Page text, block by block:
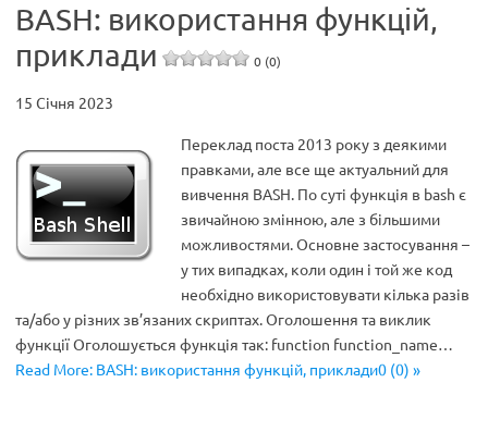
BASH: використання функцій,
приклади
0 (0)
15 Січня 2023
Переклад поста 2013 року з деякими
правками, але все ще актуальний для
вивчення BASH. По суті функція в bash є
звичайною змінною, але з більшими
можливостями. Основне застосування –
у тих випадках, коли один і той же код
необхідно використовувати кілька разів
та/або у різних зв’язаних скриптах. Оголошення та виклик
функції Оголошується функція так: function function_name…
Read More: BASH: використання функцій, приклади0 (0) »